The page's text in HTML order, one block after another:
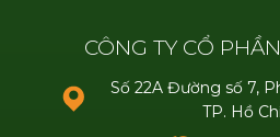
CÔNG TY CỔ PHẦN
Số 22A Đường số 7,
TP. Hồ